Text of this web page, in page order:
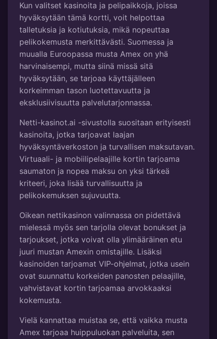
Kun valitset kasinoita ja pelipaikkoja, joissa
hyväksytään tämä kortti, voit helpottaa
talletuksia ja kotiutuksia, mikä nopeuttaa
pelikokemusta merkittävästi. Suomessa ja
muualla Euroopassa musta Amex on yhä
harvinaisempi, mutta siinä missä sitä
hyväksytään, se tarjoaa käyttäjälleen
korkeimman tason luotettavuutta ja
eksklusiivisuutta palvelutarjonnassa.
Netti-kasinot.ai -sivustolla suositaan erityisesti
kasinoita, jotka tarjoavat laajan
hyväksyntäverkoston ja turvallisen maksutavan.
Virtuaali- ja mobiilipelaajille kortin tarjoama
saumaton ja nopea maksu on yksi tärkeä
kriteeri, joka lisää turvallisuutta ja
pelikokemuksen sujuvuutta.
Oikean nettikasinon valinnassa on pidettävä
mielessä myös sen tarjolla olevat bonukset ja
tarjoukset, jotka voivat olla ylimääräinen etu
juuri mustan Amexin omistajille. Lisäksi
kasinoiden tarjoamat VIP-ohjelmat, jotka usein
ovat suunnattu korkeiden panosten pelaajille,
vahvistavat kortin tarjoamaa arvokkaaksi
kokemusta.
Vielä kannattaa muistaa se, että vaikka musta
Amex tarjoaa huippuluokan palveluita, sen